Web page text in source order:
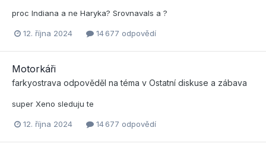
proc Indiana a ne Haryka? Srovnavals a ?
12. října 2024 14 677 odpovědí
Motorkáři
farkyostrava odpověděl na téma v Ostatní diskuse a zábava
super Xeno sleduju te
12. října 2024 14 677 odpovědí